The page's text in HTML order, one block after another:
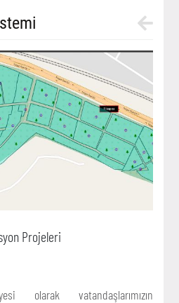
Projeleri
olarak vatandaşlarımızın